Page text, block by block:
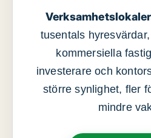
tusentals
kommersiella
investerare och
större synlighet, fler
mindre